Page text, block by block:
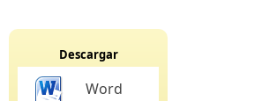
Descargar
Word